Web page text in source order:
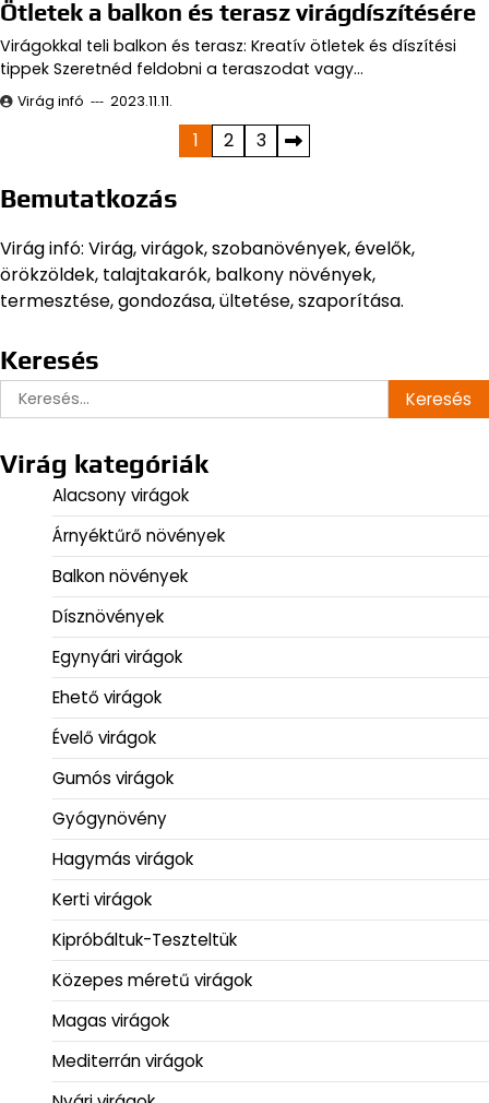
Ötletek a balkon és terasz virágdíszítésére
Virágokkal teli balkon és terasz: Kreatív ötletek és díszítési
tippek Szeretnéd feldobni a teraszodat vagy…
Virág infó 2023.11.11.
lapozása
1 2 3
Bemutatkozás
Virág infó: Virág, virágok, szobanövények, évelők,
örökzöldek, talajtakarók, balkony növények,
termesztése, gondozása, ültetése, szaporítása.
Keresés
Keresés:
Virág kategóriák
Alacsony virágok
Árnyéktűrő növények
Balkon növények
Dísznövények
Egynyári virágok
Ehető virágok
Évelő virágok
Gumós virágok
Gyógynövény
Hagymás virágok
Kerti virágok
Kipróbáltuk-Teszteltük
Közepes méretű virágok
Magas virágok
Mediterrán virágok